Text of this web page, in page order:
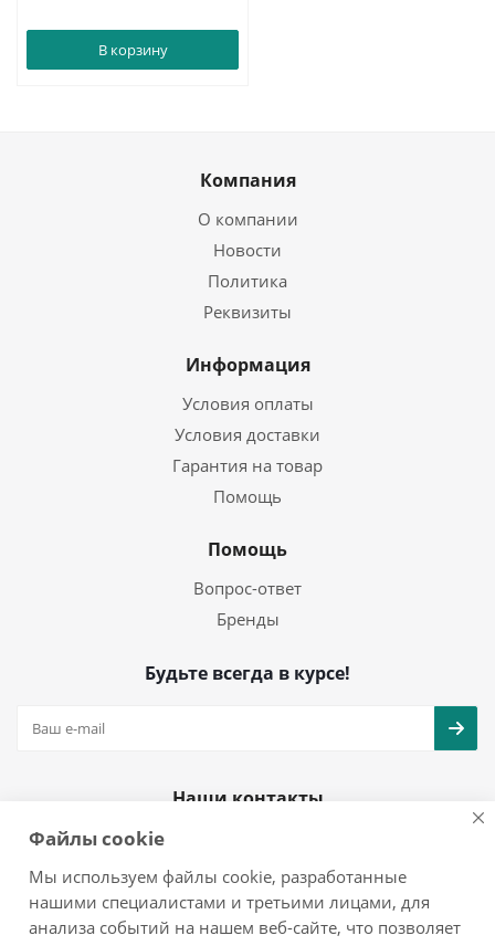
В корзину
Компания
О компании
Новости
Политика
Реквизиты
Информация
Условия оплаты
Условия доставки
Гарантия на товар
Помощь
Помощь
Вопрос-ответ
Бренды
Будьте всегда в курсе!
Наши контакты
+7(925)979-08-25
Файлы cookie
Мы используем файлы cookie, разработанные
нашими специалистами и третьими лицами, для
анализа событий на нашем веб-сайте, что позволяет